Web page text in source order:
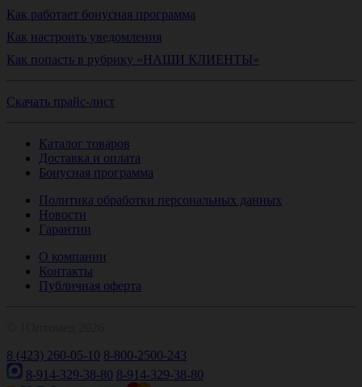
Как работает бонусная программа
Как настроить уведомления
Как попасть в рубрику «НАШИ КЛИЕНТЫ»
Скачать прайс-лист
Каталог товаров
Доставка и оплата
Бонусная программа
Политика обработки персональных данных
Новости
Гарантии
О компании
Контакты
Публичная оферта
8 (423) 260-05-10 8-800-2500-243
8-914-329-38-80 8-914-329-38-80